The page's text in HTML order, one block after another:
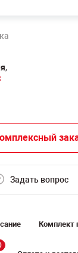
,
Задать вопрос
Комплект